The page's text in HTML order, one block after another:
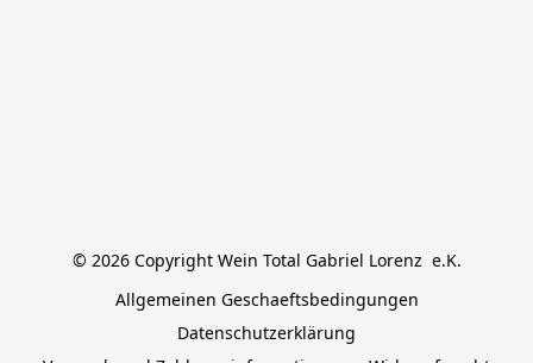
© 2026 Copyright Wein Total Gabriel Lorenz  e.K.
Allgemeinen Geschaeftsbedingungen
Datenschutzerklärung